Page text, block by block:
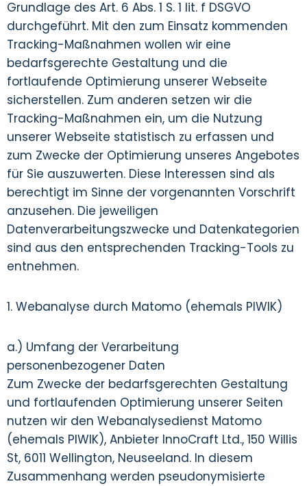
Grundlage des Art. 6 Abs. 1 S. 1 lit. f DSGVO
durchgeführt. Mit den zum Einsatz kommenden
Tracking-Maßnahmen wollen wir eine
bedarfsgerechte Gestaltung und die
fortlaufende Optimierung unserer Webseite
sicherstellen. Zum anderen setzen wir die
Tracking-Maßnahmen ein, um die Nutzung
unserer Webseite statistisch zu erfassen und
zum Zwecke der Optimierung unseres Angebotes
für Sie auszuwerten. Diese Interessen sind als
berechtigt im Sinne der vorgenannten Vorschrift
anzusehen. Die jeweiligen
Datenverarbeitungszwecke und Datenkategorien
sind aus den entsprechenden Tracking-Tools zu
entnehmen.
1. Webanalyse durch Matomo (ehemals PIWIK)
a.) Umfang der Verarbeitung
personenbezogener Daten
Zum Zwecke der bedarfsgerechten Gestaltung
und fortlaufenden Optimierung unserer Seiten
nutzen wir den Webanalysedienst Matomo
(ehemals PIWIK), Anbieter InnoCraft Ltd., 150 Willis
St, 6011 Wellington, Neuseeland. In diesem
Zusammenhang werden pseudonymisierte